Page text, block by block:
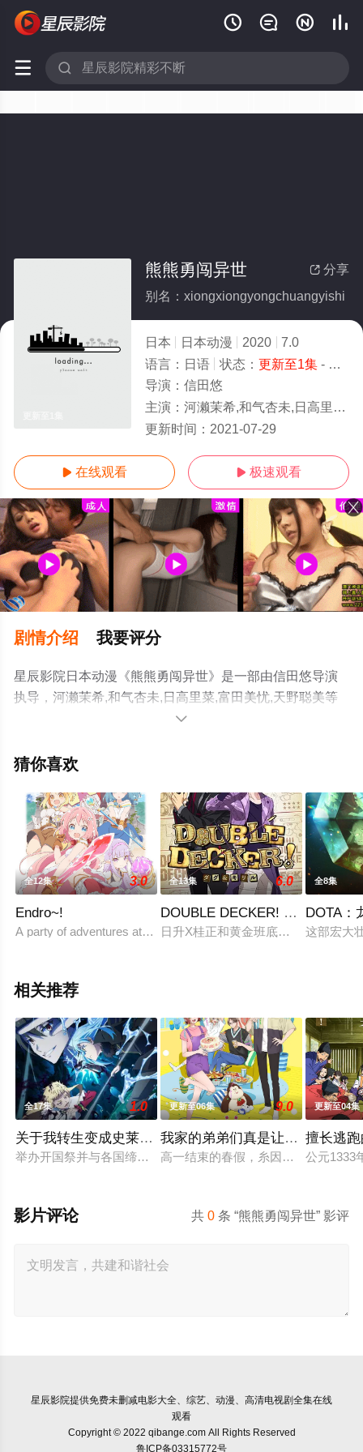
   
 
 分享
熊熊勇闯异世
别名：xiongxiongyongchuangyishi
日本 日本动漫 2020
7.0
语言： 日语 状态： 更新至1集- 免费在线观看
导演： 信田悠
主演： 河濑茉希,和气杏未,日高里菜,富田美忧,天野聪美
更新时间： 2021-07-29
 在线观看  极速观看
剧情介绍 我要评分
星辰影院日本动漫《熊熊勇闯异世》是一部由信田悠导演
执导，河濑茉希,和气杏未,日高里菜,富田美忧,天野聪美等
明星演员精彩演绎的日本动漫，手机免费观看高清无删减
豆瓣动漫、电视猫或剧情网等平台了解。

猜你喜欢
全12集 3.0
Endro~!
A party of adventures attempt to defeat a demon lord. They fail,
全13集 6.0
DOUBLE DECKER! 道格&西里尔
日升X桂正和黄金班底制作！回溯到
全8集
DOTA：
这部宏大
相关推荐
全17集 1.0
关于我转生变成史莱姆这档事第四季
举办开国祭并与各国缔结邦交的魔国联邦，开始朝着实现人类
更新至06集 9.0
我家的弟弟们真是让您费心了
高一结束的春假，糸因为母亲再婚而
更新至04集
擅长逃
公元1333
共0 条 “熊熊勇闯异世” 影评
影片评论
星辰影院提供免费未删减电影大全、综艺、动漫、高清电视剧全集在线
观看
Copyright © 2022 qibange.com All Rights Reserved
鲁ICP备03315772号